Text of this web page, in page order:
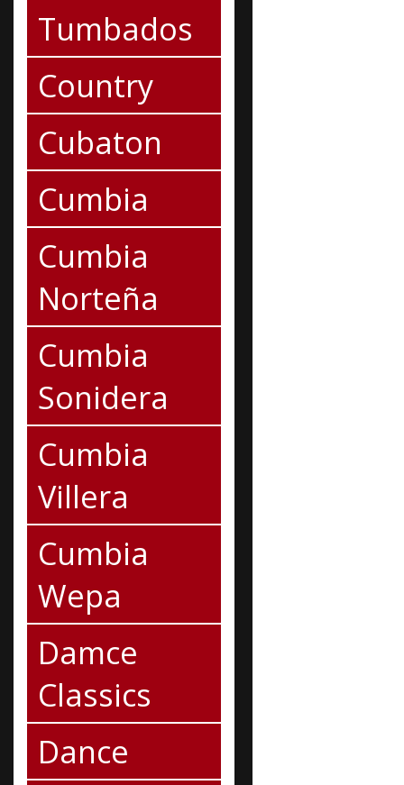
Tumbados
Country
Cubaton
Cumbia
Cumbia
Norteña
Cumbia
Sonidera
Cumbia
Villera
Cumbia
Wepa
Damce
Classics
Dance